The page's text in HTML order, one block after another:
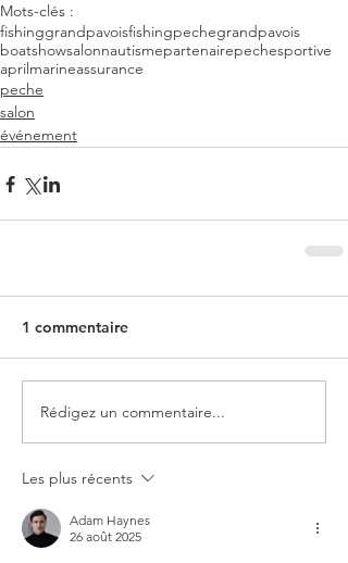
Mots-clés :
fishinggrandpavoisfishingpechegrandpavois
boatshowsalonnautismepartenairepechesportive
aprilmarineassurance
peche
salon
événement
1 commentaire
Rédigez un commentaire...
Les plus récents
Adam Haynes
26 août 2025